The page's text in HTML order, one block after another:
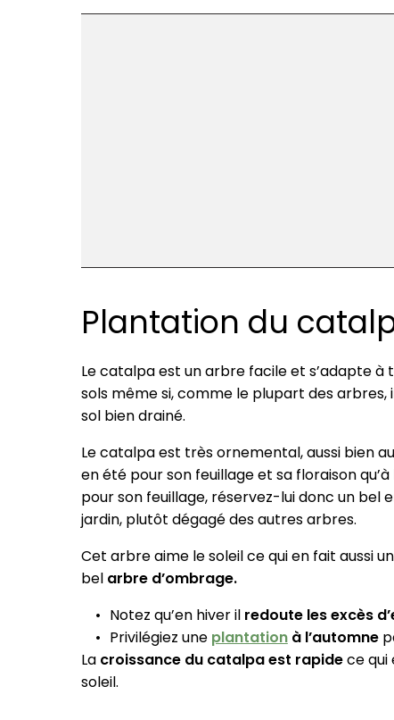
Plantation du
Le catalpa est un arbre facile et s’adapte à
sols même si, comme le plupart des arbres,
sol bien drainé.
Le catalpa est très ornemental, aussi bien
en été pour son feuillage et sa floraison qu’à
pour son feuillage, réservez-lui donc un bel
jardin, plutôt dégagé des autres arbres.
Cet arbre aime le soleil ce qui en fait aussi
belarbre d’ombrage.
Notez qu’en hiver il redoute les excès
Privilégiez une plantation à l’automne
La croissance du catalpa est rapidece qui
soleil.